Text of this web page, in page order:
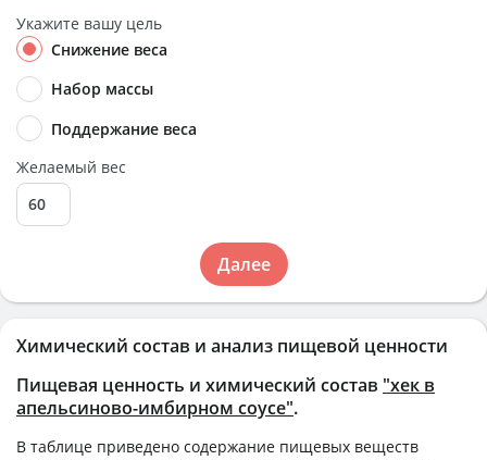
Химический состав и анализ пищевой ценности
Пищевая ценность и химический состав "хек в
апельсиново-имбирном соусе".
В таблице приведено содержание пищевых веществ
Укажите вашу цель
Снижение веса
Набор массы
Поддержание веса
Желаемый вес
Далее